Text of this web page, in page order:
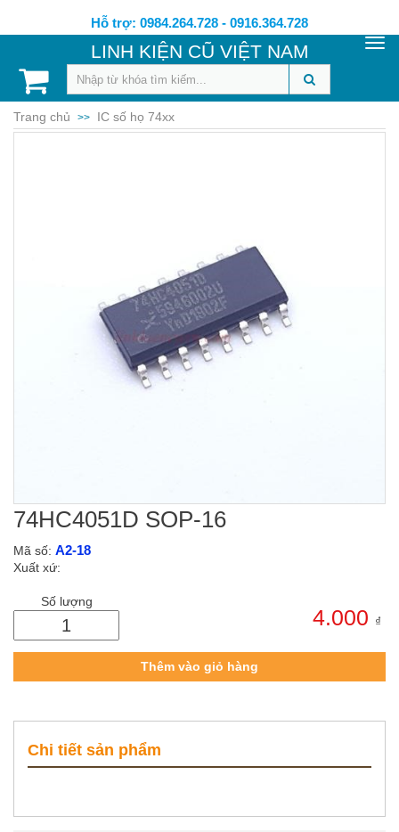
Hỗ trợ: 0984.264.728 - 0916.364.728
LINH KIỆN CŨ VIỆT NAM
Trang chủ >> IC số họ 74xx
74HC4051D SOP-16
Mã số: A2-18
Xuất xứ:
Số lượng
4.000 ₫
Thêm vào giỏ hàng
Chi tiết sản phẩm